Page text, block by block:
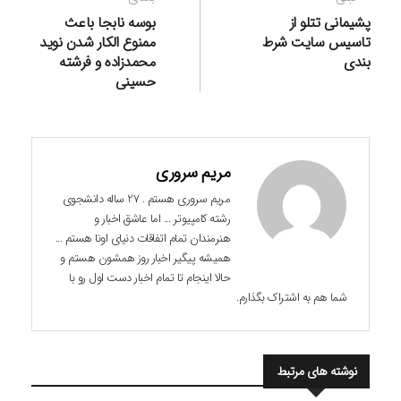
نوشتهقبلی:
پشیمانی تتلو از
تاسیس سایت شرط
بندی
بعدی:
بوسه نابجا باعث
ممنوع الکار شدن نوید
محمدزاده و فرشته
حسینی
مریم سروری
مریم سروری هستم . 27 ساله دانشجوی
رشته کامپیوتر ... اما عاشق اخبار و
هنرمندان تمام اتفاقات دنیای اونا هستم ...
همیشه پیگیر اخبار روز همشون هستم و
حالا اینجام تا تمام اخبار دست اول رو با
شما هم به اشتراک بگذارم.
نوشته های مرتبط